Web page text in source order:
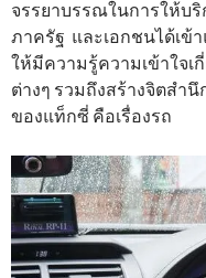
จรรยาบรรณในการให้บ
ภาครัฐ และเอกชนได้เข้
ให้มีความรู้ความเข้าใจเ
ต่างๆ รวมถึงสร้างจิตสำ
ของแท็กซี่ คือเรื่องรถ